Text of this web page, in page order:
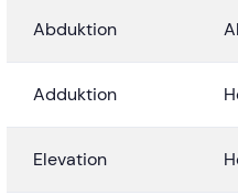
Abduktion
Adduktion
Elevation